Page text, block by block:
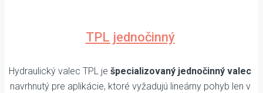
TPL jednočinný
Hydraulický valec TPL je špecializovaný jednočinný valec
navrhnutý pre aplikácie, ktoré vyžadujú lineárny pohyb len v